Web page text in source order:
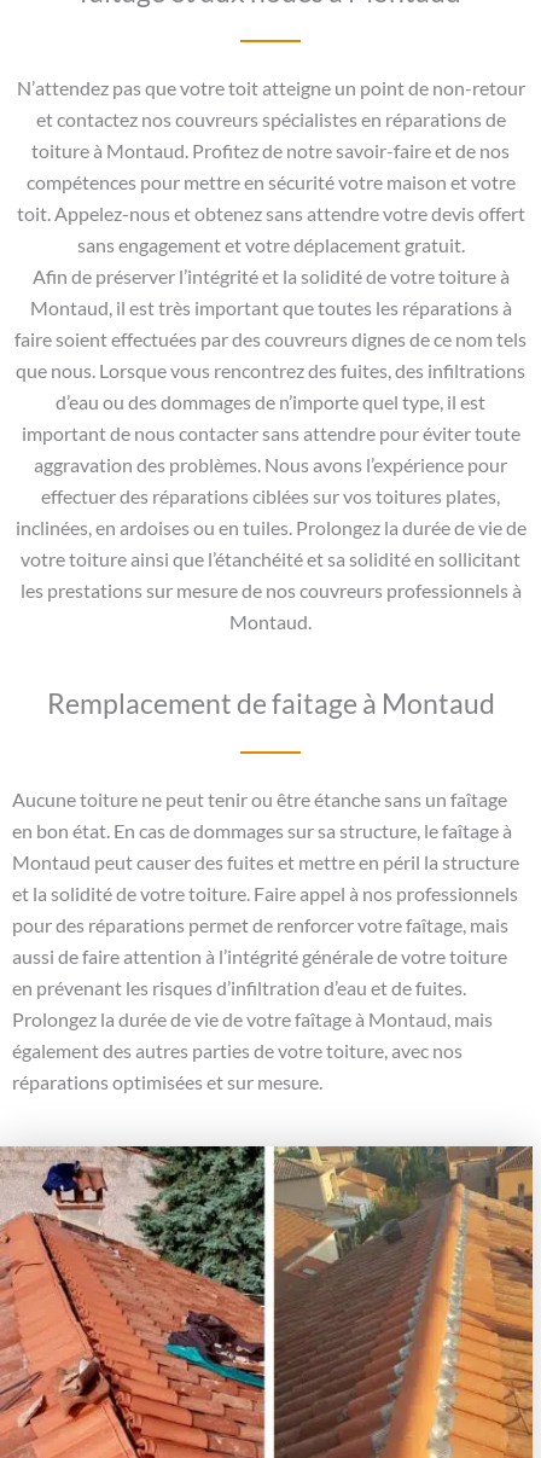
N’attendez pas que votre toit atteigne un point de non-retour
et contactez nos couvreurs spécialistes en réparations de
toiture à Montaud. Profitez de notre savoir-faire et de nos
compétences pour mettre en sécurité votre maison et votre
toit. Appelez-nous et obtenez sans attendre votre devis offert
sans engagement et votre déplacement gratuit.
Afin de préserver l’intégrité et la solidité de votre toiture à
Montaud, il est très important que toutes les réparations à
faire soient effectuées par des couvreurs dignes de ce nom tels
que nous. Lorsque vous rencontrez des fuites, des infiltrations
d’eau ou des dommages de n’importe quel type, il est
important de nous contacter sans attendre pour éviter toute
aggravation des problèmes. Nous avons l’expérience pour
effectuer des réparations ciblées sur vos toitures plates,
inclinées, en ardoises ou en tuiles. Prolongez la durée de vie de
votre toiture ainsi que l’étanchéité et sa solidité en sollicitant
les prestations sur mesure de nos couvreurs professionnels à
Montaud.
Remplacement de faitage à Montaud
Aucune toiture ne peut tenir ou être étanche sans un faîtage
en bon état. En cas de dommages sur sa structure, le faîtage à
Montaud peut causer des fuites et mettre en péril la structure
et la solidité de votre toiture. Faire appel à nos professionnels
pour des réparations permet de renforcer votre faîtage, mais
aussi de faire attention à l’intégrité générale de votre toiture
en prévenant les risques d’infiltration d’eau et de fuites.
Prolongez la durée de vie de votre faîtage à Montaud, mais
également des autres parties de votre toiture, avec nos
réparations optimisées et sur mesure.